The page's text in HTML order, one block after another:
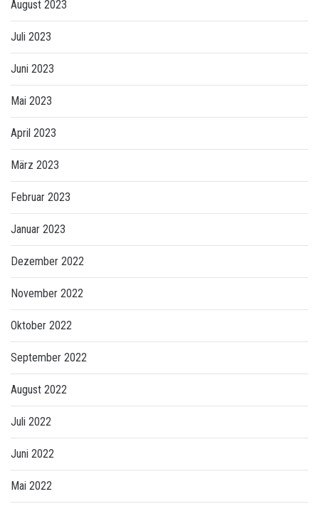
August 2023
Juli 2023
Juni 2023
Mai 2023
April 2023
März 2023
Februar 2023
Januar 2023
Dezember 2022
November 2022
Oktober 2022
September 2022
August 2022
Juli 2022
Juni 2022
Mai 2022